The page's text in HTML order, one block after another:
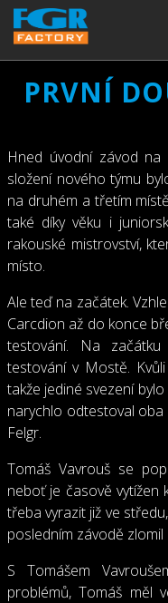
PRVNÍ
Hned úvodní závod
složení nového týmu
na druhém a třetím
také díky věku i
rakouské mistrovství,
místo.
Ale teď na začátek.
Carcdion až do konce
testování. Na
testování v Mostě.
takže jediné svezení
narychlo odtestoval oba
Felgr.
Tomáš Vavrouš se
neboť je časově vytížen
třeba vyrazit již ve
posledním závodě
S Tomášem
problémů, Tomáš měl